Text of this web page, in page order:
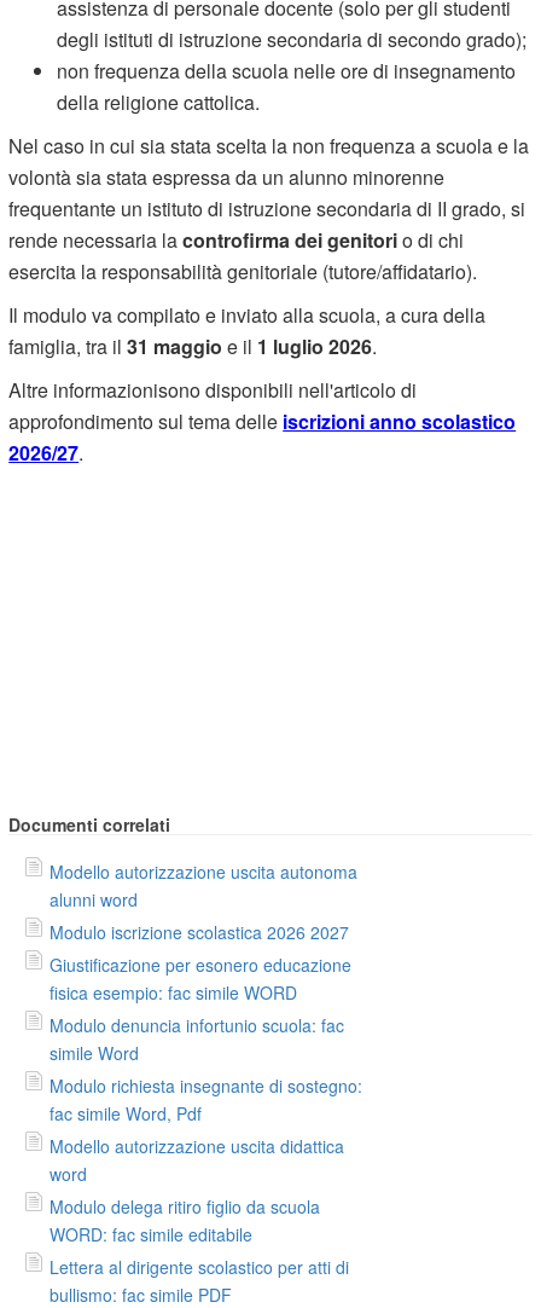
assistenza di personale docente (solo per gli studenti
degli istituti di istruzione secondaria di secondo grado);
non frequenza della scuola nelle ore di insegnamento
della religione cattolica.
Nel caso in cui sia stata scelta la non frequenza a scuola e la
volontà sia stata espressa da un alunno minorenne
frequentante un istituto di istruzione secondaria di II grado, si
rende necessaria lacontrofirma dei genitorio di chi
esercita la responsabilità genitoriale (tutore/affidatario).
Il modulo va compilato e inviato alla scuola, a cura della
famiglia, tra il31 maggio e il 1 luglio 2026.
Altre informazionisono disponibili nell'articolo di
approfondimento sul tema delle iscrizioni anno scolastico
2026/27.
Documenti correlati
Modello autorizzazione uscita autonoma
alunni word
Modulo iscrizione scolastica 2026 2027
Giustificazione per esonero educazione
fisica esempio: fac simile WORD
Modulo denuncia infortunio scuola: fac
simile Word
Modulo richiesta insegnante di sostegno:
fac simile Word, Pdf
Modello autorizzazione uscita didattica
word
Modulo delega ritiro figlio da scuola
WORD: fac simile editabile
Lettera al dirigente scolastico per atti di
bullismo: fac simile PDF